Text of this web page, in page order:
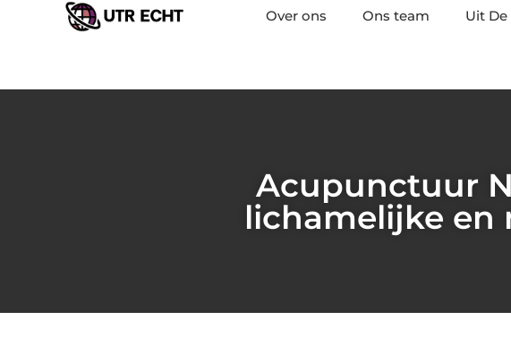
Over ons Ons team Uit De
Acupunctuur
lichamelijke en